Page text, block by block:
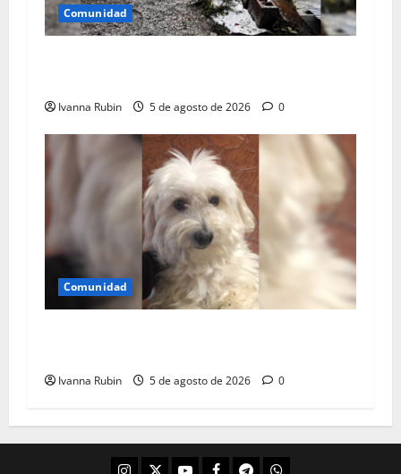
Comunidad
Ivanna Rubin 5 de agosto de 2026 0
Comunidad
Ivanna Rubin 5 de agosto de 2026 0